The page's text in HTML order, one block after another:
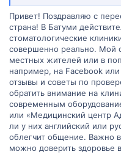
Привет! Поздравляю с
страна! В Батуми
стоматологические
совершенно реально. Мой
местных жителей или в
например, на Facebook
отзывы и советы по
обратить внимание на
современным
или «Медицинский центр
ли у них английский или
облегчит общение. Важно
можно доверить здоровье